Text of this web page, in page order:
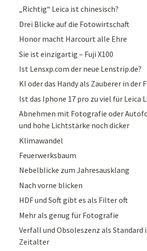
„Richtig“ Leica ist chinesisch?
Drei Blicke auf die Fotowirtschaft
Honor macht Harcourt alle Ehre
Sie ist einzigartig – Fuji X100
Ist Lensxp.com der neue Lenstrip.de?
KI oder das Handy als Zauberer in der
Ist das Iphone 17 pro zu viel für Leica
Abnehmen mit Fotografie oder
und hohe Lichtstärke noch dicker
Klimawandel
Feuerwerksbaum
Nebelblicke zum Jahresausklang
Nach vorne blicken
HDF und Soft gibt es als Filter oft
Mehr als genug für Fotografie
Verfall und Obsoleszenz als
Zeitalter